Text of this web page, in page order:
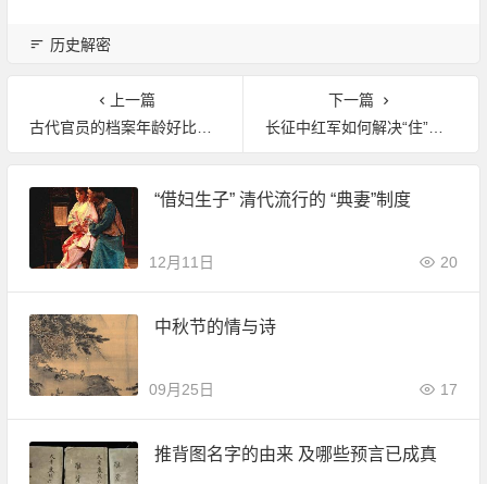
历史解密
上一篇
古代官员的档案年龄好比橡皮筋 可长可短
下一篇
长征中红军如何解决“住”的问题
“借妇生子” 清代流行的 “典妻”制度
12月11日 20
中秋节的情与诗
09月25日 17
推背图名字的由来 及哪些预言已成真